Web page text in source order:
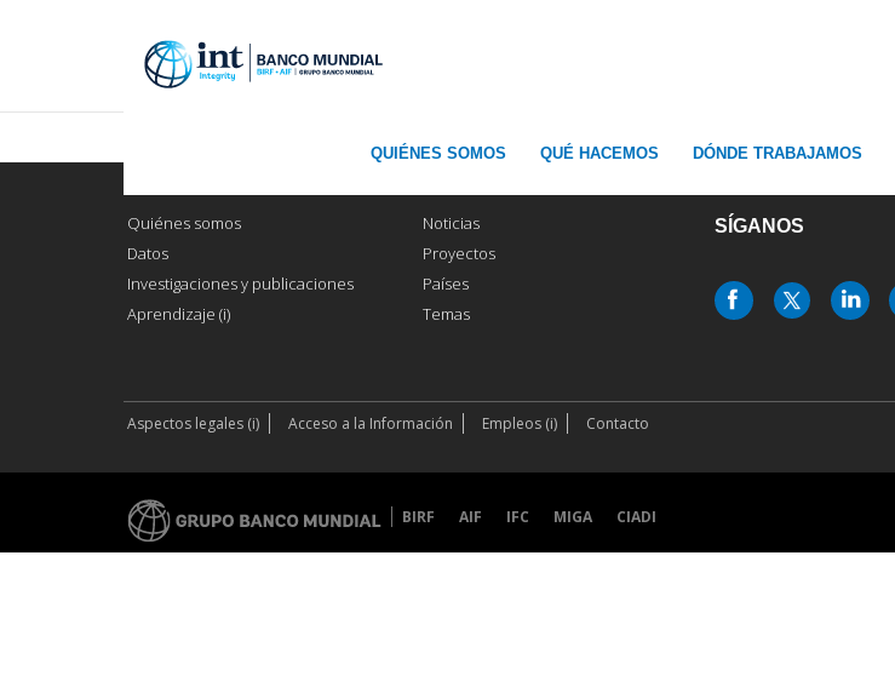
QUIÉNES SOMOS QUÉ HACEMOS DÓNDE TRABAJAMOS
Quiénes somos
Datos
Investigaciones y publicaciones
Aprendizaje (i)
Noticias
Proyectos
Países
Temas
SÍGANOS
Aspectos legales (i) Acceso a la Información Empleos (i) Contacto
BIRF AIF IFC MIGA CIADI